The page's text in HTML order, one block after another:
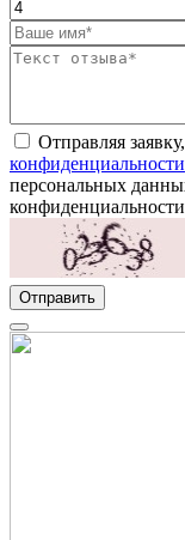
Отправляя
конфиденциальности
персональных
конфиденциальности
Отправить